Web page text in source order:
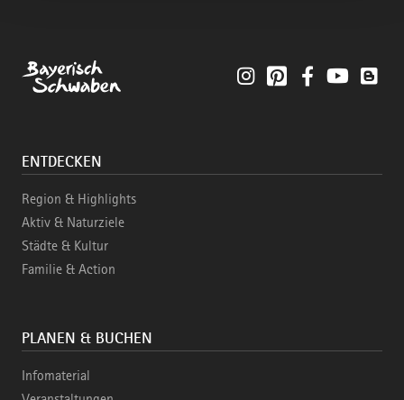
InstagramPinterestFacebookYouTube
ENTDECKEN
Region & Highlights
Aktiv & Naturziele
Städte & Kultur
Familie & Action
PLANEN & BUCHEN
Infomaterial